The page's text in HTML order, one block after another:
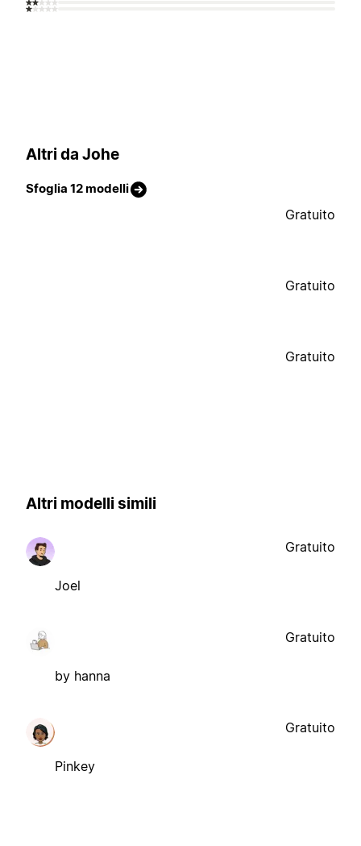
Altri da Johe
Sfoglia 12 modelli
Gratuito
Gratuito
Gratuito
Altri modelli simili
Joel
Gratuito
by hanna
Gratuito
Pinkey
Gratuito